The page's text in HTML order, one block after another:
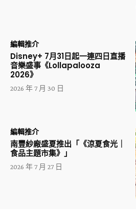
編輯推介
Disney+ 7月31日起一連四日直播
音樂盛事《Lollapalooza
2026》
2026 年 7 月 30 日
編輯推介
南豐紗廠盛夏推出「《涼夏食光｜
食品主題市集》」
2026 年 7 月 27 日